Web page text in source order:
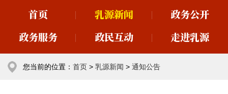
首页 乳源新闻
政务公开
政务服务
政民互动 走进乳源
您当前的位置： 首页 > 乳源新闻 > 通知公告